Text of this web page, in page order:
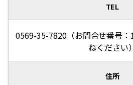
TEL
0569-35-7820（お問合せ番号
ねください）
住所